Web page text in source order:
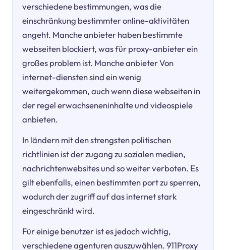
verschiedene bestimmungen, was die
einschränkung bestimmter online-aktivitäten
angeht. Manche anbieter haben bestimmte
webseiten blockiert, was für proxy-anbieter ein
großes problem ist. Manche anbieter Von
internet-diensten sind ein wenig
weitergekommen, auch wenn diese webseiten in
der regel erwachseneninhalte und videospiele
anbieten.
In ländern mit den strengsten politischen
richtlinien ist der zugang zu sozialen medien,
nachrichtenwebsites und so weiter verboten. Es
gilt ebenfalls, einen bestimmten port zu sperren,
wodurch der zugriff auf das internet stark
eingeschränkt wird.
Für einige benutzer ist es jedoch wichtig,
verschiedene agenturen auszuwählen. 911Proxy